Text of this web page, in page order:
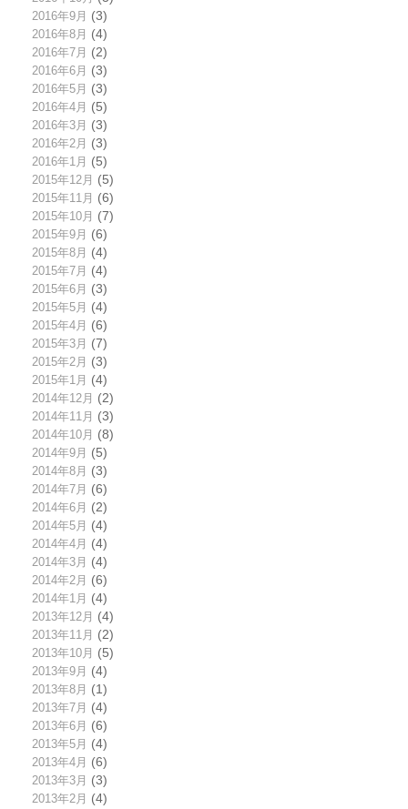
2016年9月 (3)
2016年8月 (4)
2016年7月 (2)
2016年6月 (3)
2016年5月 (3)
2016年4月 (5)
2016年3月 (3)
2016年2月 (3)
2016年1月 (5)
2015年12月 (5)
2015年11月 (6)
2015年10月 (7)
2015年9月 (6)
2015年8月 (4)
2015年7月 (4)
2015年6月 (3)
2015年5月 (4)
2015年4月 (6)
2015年3月 (7)
2015年2月 (3)
2015年1月 (4)
2014年12月 (2)
2014年11月 (3)
2014年10月 (8)
2014年9月 (5)
2014年8月 (3)
2014年7月 (6)
2014年6月 (2)
2014年5月 (4)
2014年4月 (4)
2014年3月 (4)
2014年2月 (6)
2014年1月 (4)
2013年12月 (4)
2013年11月 (2)
2013年10月 (5)
2013年9月 (4)
2013年8月 (1)
2013年7月 (4)
2013年6月 (6)
2013年5月 (4)
2013年4月 (6)
2013年3月 (3)
2013年2月 (4)